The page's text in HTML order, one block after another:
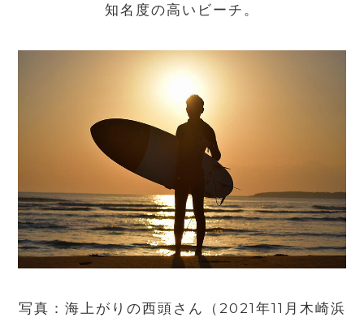
知名度の高いビーチ。
写真：海上がりの西頭さん（2021年11月木崎浜